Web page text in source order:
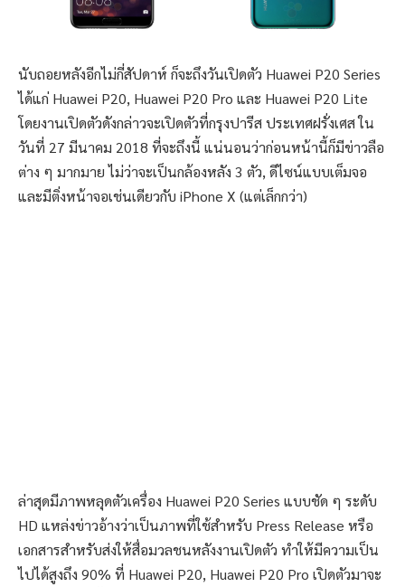
นับถอยหลังอีกไม่กี่สัปดาห์ ก็จะถึงวันเปิดตัว Huawei P20 Series
ได้แก่ Huawei P20, Huawei P20 Pro และ Huawei P20 Lite
โดยงานเปิดตัวดังกล่าวจะเปิดตัวที่กรุงปารีส ประเทศฝรั่งเศส ใน
วันที่ 27 มีนาคม 2018 ที่จะถึงนี้ แน่นอนว่าก่อนหน้านี้ก็มีข่าวลือ
ต่าง ๆ มากมาย ไม่ว่าจะเป็นกล้องหลัง 3 ตัว, ดีไซน์แบบเต็มจอ
และมีติ่งหน้าจอเช่นเดียวกับ iPhone X (แต่เล็กกว่า)
ล่าสุดมีภาพหลุดตัวเครื่อง Huawei P20 Series แบบชัด ๆ ระดับ
HD แหล่งข่าวอ้างว่าเป็นภาพที่ใช้สำหรับ Press Release หรือ
เอกสารสำหรับส่งให้สื่อมวลชนหลังงานเปิดตัว ทำให้มีความเป็น
ไปได้สูงถึง 90% ที่ Huawei P20, Huawei P20 Pro เปิดตัวมาจะ